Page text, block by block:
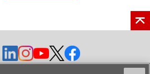
서
림새
탭
새
탭
새
탭
새
탭
새
탭